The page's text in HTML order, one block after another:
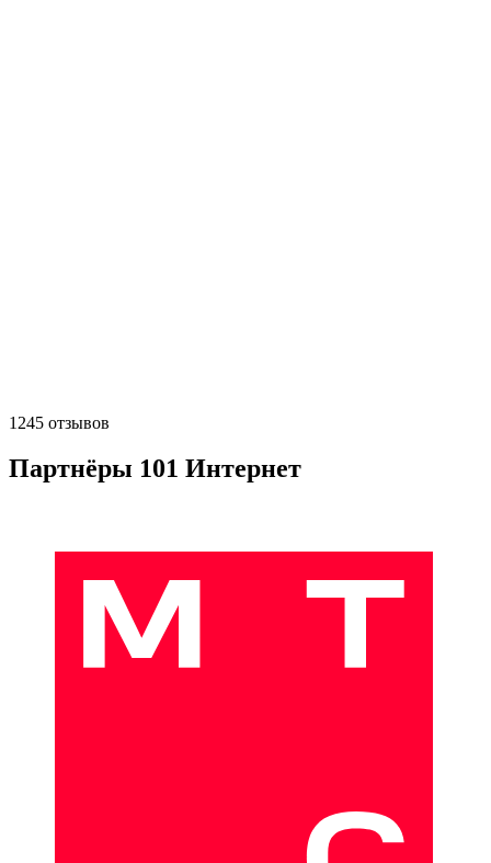
1245 отзывов
Партнёры 101 Интернет